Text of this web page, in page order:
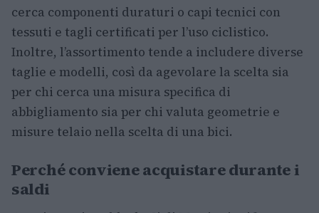
cerca componenti duraturi o capi tecnici con
tessuti e tagli certificati per l’uso ciclistico.
Inoltre, l’assortimento tende a includere diverse
taglie e modelli, così da agevolare la scelta sia
per chi cerca una misura specifica di
abbigliamento sia per chi valuta geometrie e
misure telaio nella scelta di una bici.
Perché conviene acquistare durante i
saldi